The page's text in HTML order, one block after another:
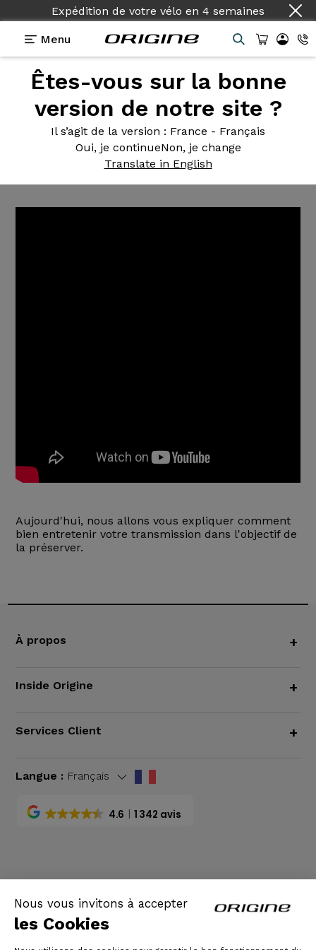
Nous vous invitons à accepter
les Cookies
Expédition de votre vélo en 4 semaines
Menu
Êtes-vous sur la bonne
version de notre site ?
Il s’agit de la version : France - Français
Oui, je continueNon, je change
Translate in English
Tutoriels Origine>Comment entretenir sa
Comment entretenir sa
transmission de vélo ?
Aujourd'hui, nous allons vous expliquer comment
bien entretenir votre transmission dans l'objectif de
la préserver.
À propos +
Inside Origine +
Services Client +
Langue : Français
4.6 1 342 avis